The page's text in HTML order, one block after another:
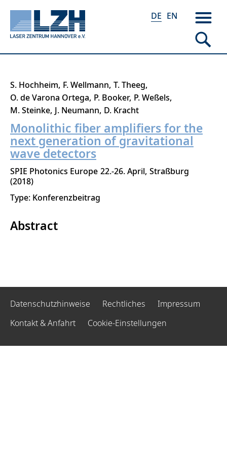
Direkt
zum
Inhalt
DE EN
S. Hochheim F. Wellmann T. Theeg
O. de Varona Ortega P. Booker P. Weßels
M. Steinke J. Neumann D. Kracht
Monolithic fiber amplifiers for the
next generation of gravitational
wave detectors
SPIE Photonics Europe 22.-26. April Straßburg
2018
Type: Konferenzbeitrag
Abstract
Datenschutzhinweise Rechtliches
Impressum
Kontakt & Anfahrt
Cookie-Einstellungen